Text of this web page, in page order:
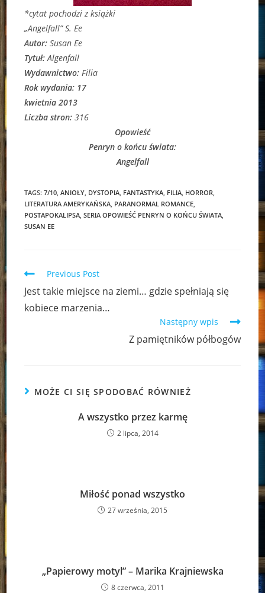
*cytat pochodzi z książki
„Angelfall” S. Ee
Autor:Susan Ee
Tytuł:Algenfall
Wydawnictwo: Filia
Rok wydania: 17
kwietnia 2013
Liczba stron:316
Opowieść
Penryn o końcu świata:
Angelfall
TAGS:7/10 ANIOŁY DYSTOPIA FANTASTYKA FILIA HORROR
LITERATURA AMERYKAŃSKA PARANORMAL ROMANCE
POSTAPOKALIPSA SERIA OPOWIEŚĆ PENRYN O KOŃCU ŚWIATA
SUSAN EE
Read
articles
Previous Post
Jest takie miejsce na ziemi… gdzie spełniają się
kobiece marzenia…
Następny wpis
Z pamiętników półbogów
MOŻE CI SIĘ SPODOBAĆ RÓWNIEŻ
A wszystko przez karmę
2 lipca, 2014
Miłość ponad wszystko
27 września, 2015
„Papierowy motyl” – Marika Krajniewska
8 czerwca, 2011